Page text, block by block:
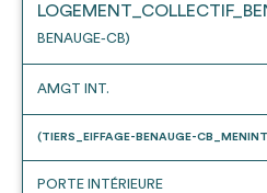
Une fois
BENAUGE-CB)
AMGT INT.
(TIERS_EIFFAGE-BENAUGE-
PORTE INTÉRIEURE